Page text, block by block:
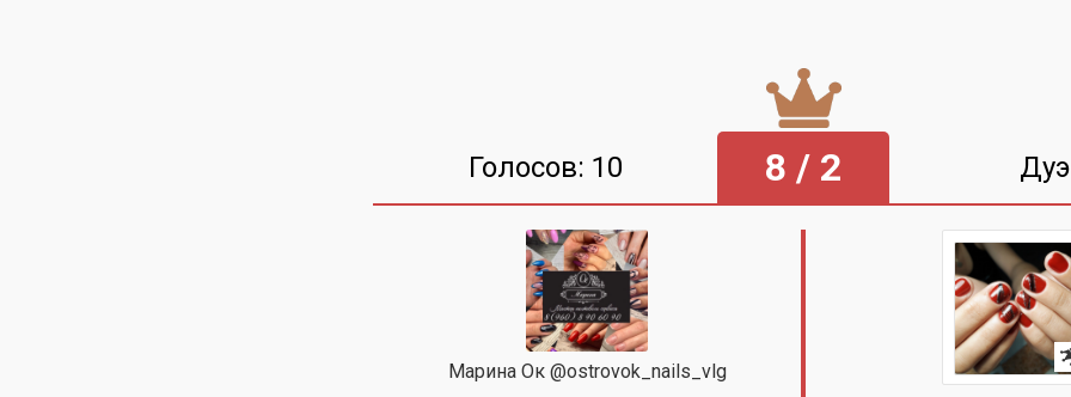
Голосов: 10 8 / 2
Марина Ок @ostrovok_nails_vlg